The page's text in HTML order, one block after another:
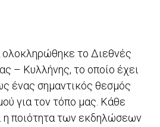
ολοκληρώθηκε το Διεθνές
– Κυλλήνης, το οποίο έχει
ένας σημαντικός θεσμός
για τον τόπο μας. Κάθε
η ποιότητα των εκδηλώσεων